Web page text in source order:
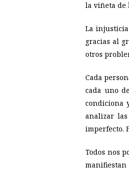
la viñeta de
La
gracias al
otros
Cada
cada uno
condiciona
analizar
imperfecto.
Todos nos